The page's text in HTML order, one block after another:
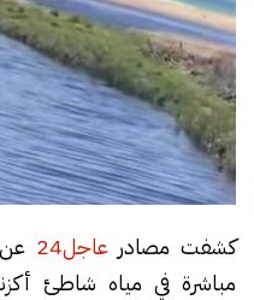
كشفت مصادرعاجل24
مباشرة في مياه شاطئ